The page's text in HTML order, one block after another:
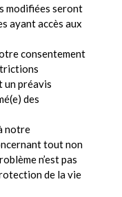
modifiées seront
ayant accès aux
consentement
un préavis
des
notre
tout non
n’est pas
de la vie